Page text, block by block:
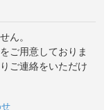
ん。
ご用意しておりま
ご連絡をいただけ